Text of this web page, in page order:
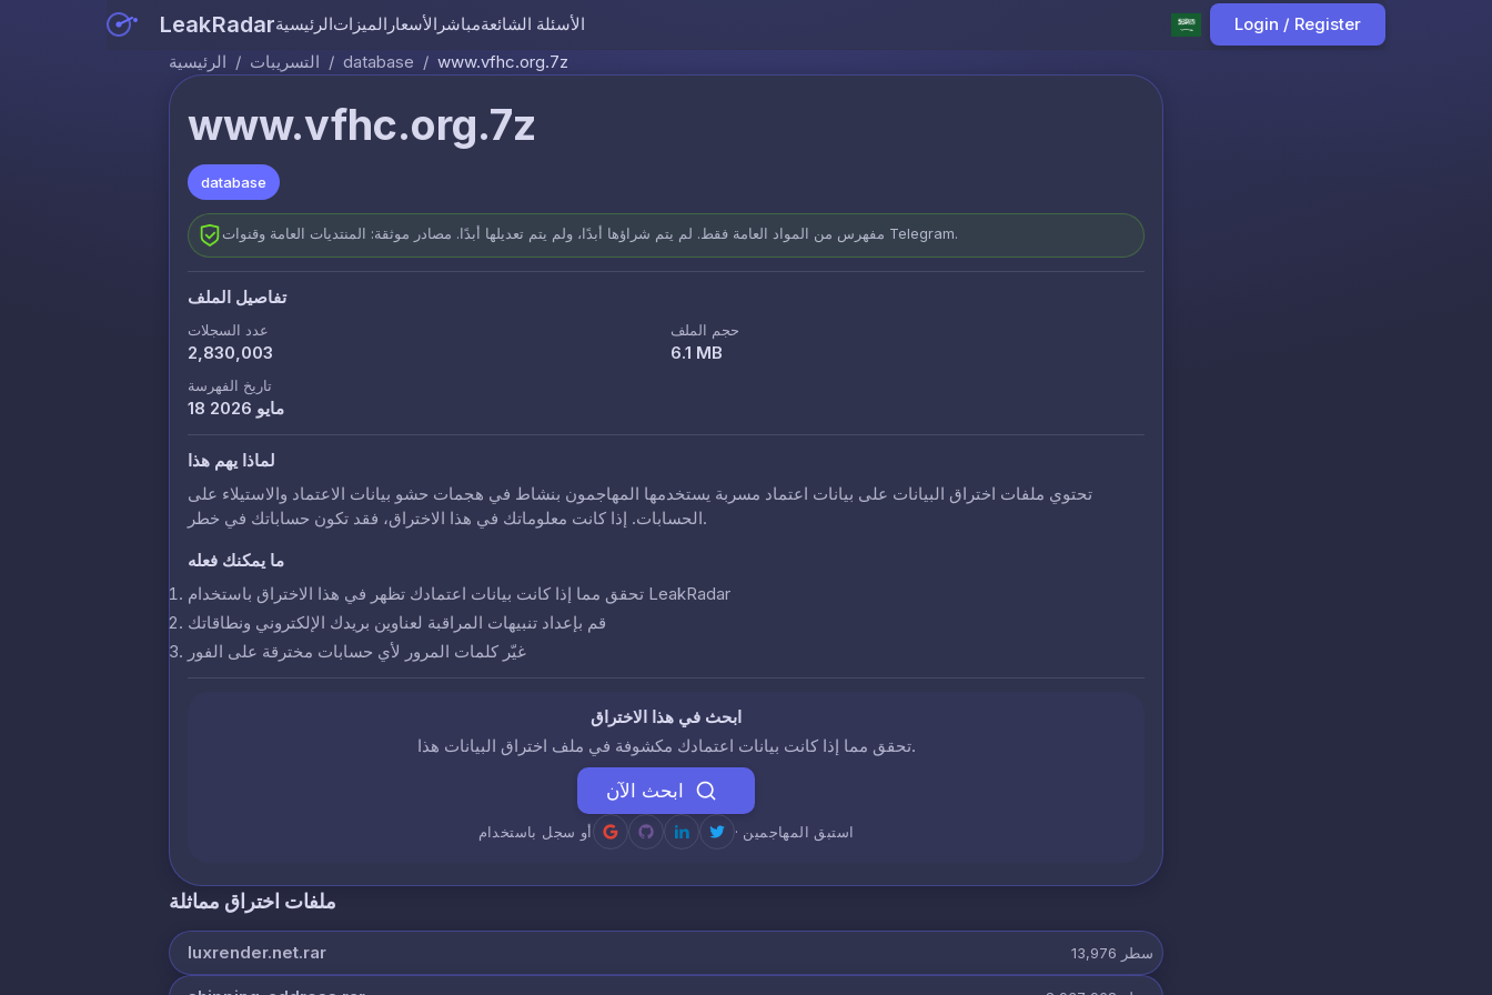
LeakRadarالرئيسيةالميزات الأسعار مباشرالأسئلة الشائعة
Login / Register
الرئيسية / التسريبات / database / www.vfhc.org.7z
www.vfhc.org.7z
database
مفهرس من المواد العامة فقط. لم يتم شراؤها أبدًا، ولم يتم تعديلها أبدًا. مصادر موثقة: المنتديات العامة وقنوات Telegram.
تفاصيل الملف
عدد السجلات
2,830,003
حجم الملف
6.1 MB
تاريخ الفهرسة
18 مايو 2026
لماذا يهم هذا
تحتوي ملفات اختراق البيانات على بيانات اعتماد مسربة يستخدمها المهاجمون بنشاط في هجمات حشو بيانات الاعتماد والاستيلاء على
الحسابات. إذا كانت معلوماتك في هذا الاختراق، فقد تكون حساباتك في خطر.
ما يمكنك فعله
تحقق مما إذا كانت بيانات اعتمادك تظهر في هذا الاختراق باستخدام LeakRadar
قم بإعداد تنبيهات المراقبة لعناوين بريدك الإلكتروني ونطاقاتك
غيّر كلمات المرور لأي حسابات مخترقة على الفور
ابحث في هذا الاختراق
تحقق مما إذا كانت بيانات اعتمادك مكشوفة في ملف اختراق البيانات هذا.
ابحث الآن
أو سجل باستخدام · استبق المهاجمين
ملفات اختراق مماثلة
luxrender.net.rar 13,976 سطر